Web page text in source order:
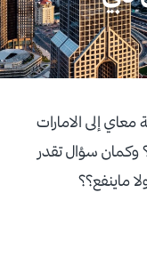
إلى الامارات
وكمان سؤال تقدر
ماينفع؟؟